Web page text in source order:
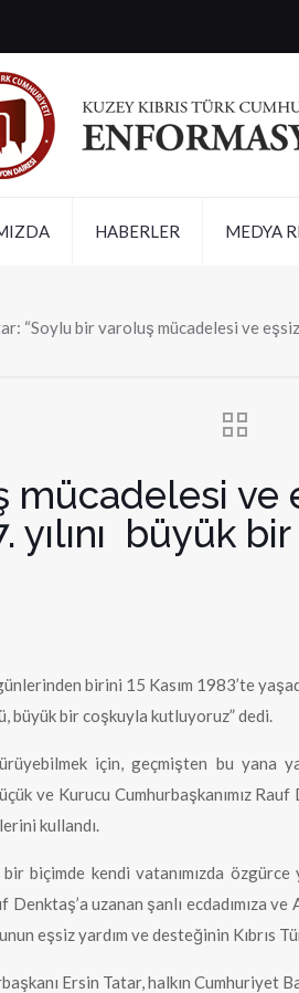
HABERLER MEDYA
“Soylu bir varoluş mücadelesi ve
mücadelesi
yılını büyük
birini 15 Kasım 1983’te
büyük bir coşkuyla kutluyoruz” dedi.
için, geçmişten bu yana
ve Kurucu Cumhurbaşkanımız
kullandı.
biçimde kendi vatanımızda
Denktaş’a uzanan şanlı
eşsiz yardım ve desteğinin Kıbrıs
Ersin Tatar, halkın Cumhuriyet